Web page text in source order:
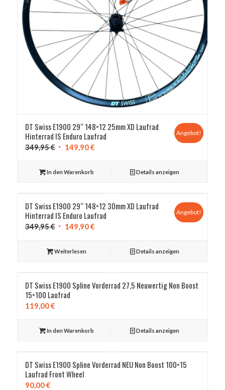
DT Swiss E1900 29“ 148×12 25mm XD Laufrad
Hinterrad IS Enduro Laufrad
349,95€ Ursprünglicher
war:
149,90€Aktueller
Angebot!
In den Warenkorb Details anzeigen
DT Swiss E1900 29“ 148×12 30mm XD Laufrad
Hinterrad IS Enduro Laufrad
349,95€ Ursprünglicher
war:
149,90€Aktueller
Angebot!
Weiterlesen Details anzeigen
DT Swiss E1900 Spline Vorderrad 27,5 Neuwertig Non Boost
15×100 Laufrad
119,00€
In den Warenkorb Details anzeigen
DT Swiss E1900 Spline Vorderrad NEU Non Boost 100×15
Laufrad Front Wheel
90,00€